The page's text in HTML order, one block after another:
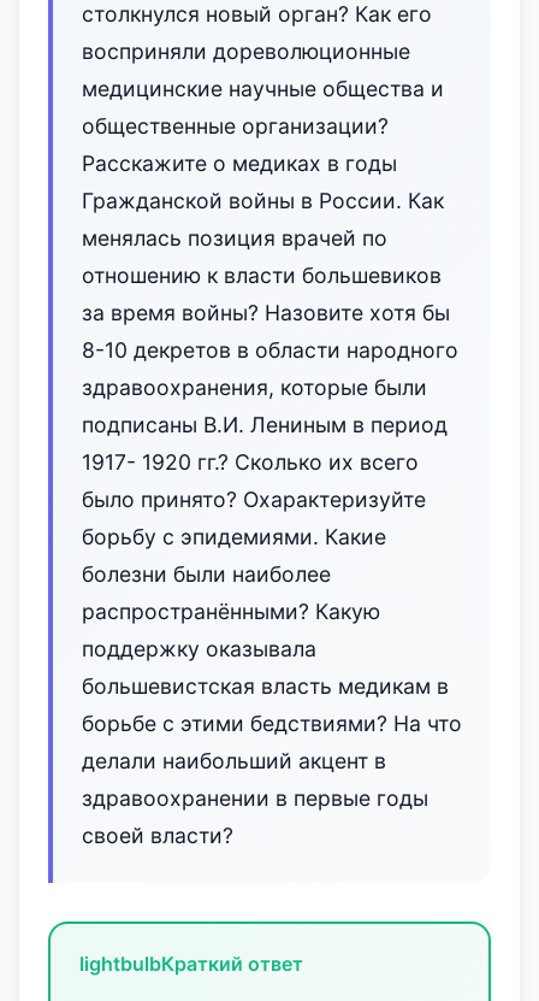
столкнулся новый орган? Как его
восприняли дореволюционные
медицинские научные общества и
общественные организации?
Расскажите о медиках в годы
Гражданской войны в России. Как
менялась позиция врачей по
отношению к власти большевиков
за время войны? Назовите хотя бы
8-10 декретов в области народного
здравоохранения, которые были
подписаны В.И. Лениным в период
1917- 1920 гг.? Сколько их всего
было принято? Охарактеризуйте
борьбу с эпидемиями. Какие
болезни были наиболее
распространёнными? Какую
поддержку оказывала
большевистская власть медикам в
борьбе с этими бедствиями? На что
делали наибольший акцент в
здравоохранении в первые годы
своей власти?
lightbulbКраткий ответ